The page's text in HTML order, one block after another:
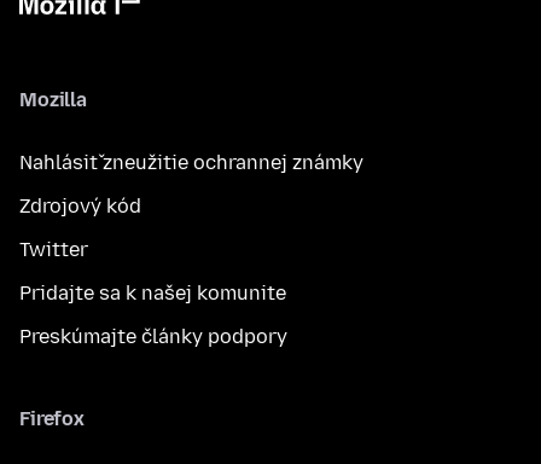
Mozilla
Nahlásiť zneužitie ochrannej známky
Zdrojový kód
Twitter
Pridajte sa k našej komunite
Preskúmajte články podpory
Firefox